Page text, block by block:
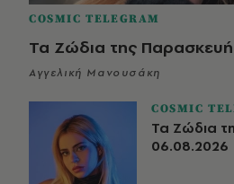
COSMIC TELEGRAM
Τα Ζώδια της
Αγγελική Μανουσάκη
COSMIC
Τα Ζώδια
06.08.2026